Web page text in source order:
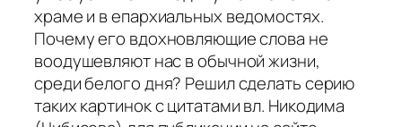
храме и в епархиальных ведомостях.
Почему его вдохновляющие слова не
воодушевляют нас в обычной жизни,
среди белого дня? Решил сделать серию
таких картинок с цитатами вл. Никодима